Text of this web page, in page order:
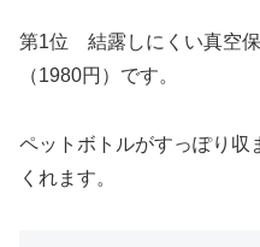
第1位 結露しにくい真空
（1980円）です。
ペットボトルがすっぽり収
くれます。